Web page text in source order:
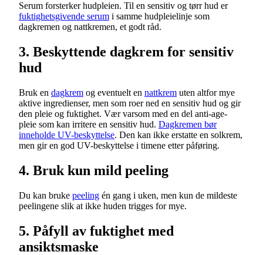
Serum forsterker hudpleien. Til en sensitiv og tørr hud er
fuktighetsgivende serum i samme hudpleielinje som
dagkremen og nattkremen, et godt råd.
3. Beskyttende dagkrem for sensitiv
hud
Bruk en dagkrem og eventuelt en nattkrem uten altfor mye
aktive ingredienser, men som roer ned en sensitiv hud og gir
den pleie og fuktighet. Vær varsom med en del anti-age-
pleie som kan irritere en sensitiv hud. Dagkremen bør
inneholde UV-beskyttelse. Den kan ikke erstatte en solkrem,
men gir en god UV-beskyttelse i timene etter påføring.
4. Bruk kun mild peeling
Du kan bruke peeling én gang i uken, men kun de mildeste
peelingene slik at ikke huden trigges for mye.
5. Påfyll av fuktighet med
ansiktsmaske